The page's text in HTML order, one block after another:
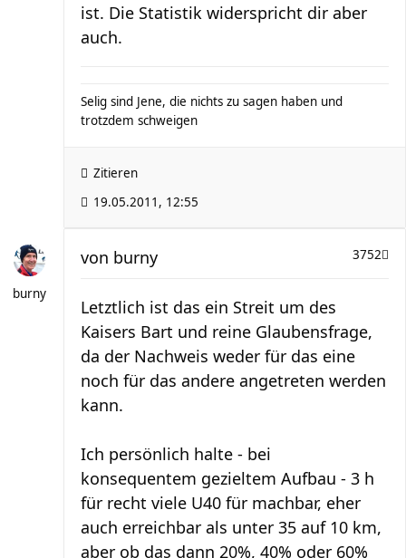
ist. Die Statistik widerspricht dir aber
auch.
Selig sind Jene, die nichts zu sagen haben und
trotzdem schweigen
Zitieren
19.05.2011, 12:55
burny
3752
von burny
Letztlich ist das ein Streit um des
Kaisers Bart und reine Glaubensfrage,
da der Nachweis weder für das eine
noch für das andere angetreten werden
kann.
Ich persönlich halte - bei
konsequentem gezieltem Aufbau - 3 h
für recht viele U40 für machbar, eher
auch erreichbar als unter 35 auf 10 km,
aber ob das dann 20%, 40% oder 60%